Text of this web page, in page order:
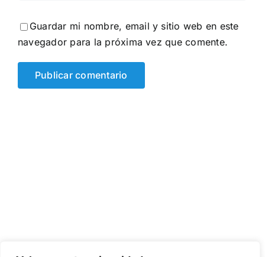
Guardar mi nombre, email y sitio web en este
navegador para la próxima vez que comente.